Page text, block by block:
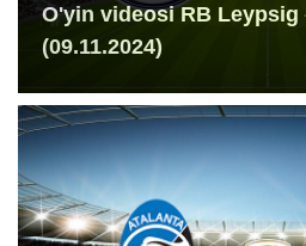
O'yin videosi RB Leypsig
(09.11.2024)